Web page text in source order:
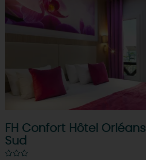
FH Confort Hôtel Orléans
Sud